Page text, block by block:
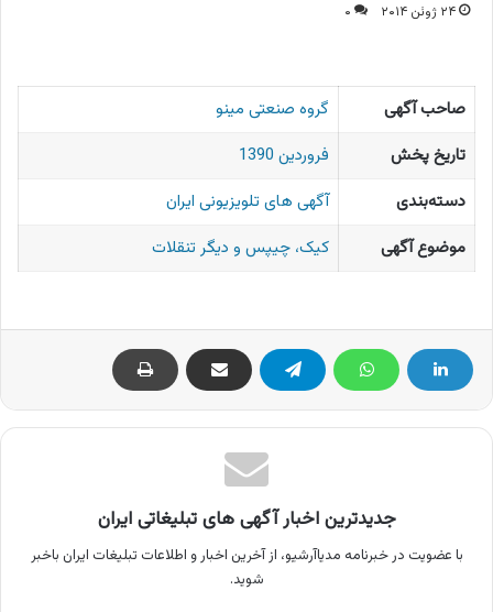
۲۴ ژوئن ۲۰۱۴ ۰
صاحب آگهی
گروه صنعتی مینو
تاریخ پخش
فروردین 1390
دسته‌بندی
آگهی های تلویزیونی ایران
موضوع آگهی
کیک، چیپس و دیگر تنقلات
جدیدترین اخبار آگهی های تبلیغاتی ایران
با عضویت در خبرنامه مدیاآرشیو، از آخرین اخبار و اطلاعات تبلیغات ایران باخبر
شوید.